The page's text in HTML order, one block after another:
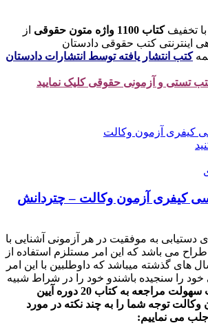
با تخفیفکتاب 1100 واژه متون حقوقی
از
اینترنتی کتب حقوقی دادستان
کتب انتشار یافته توسط انتشارات دادستان
تستی و آزمونی حقوقی کلیک نمایید
دستیابی به موفقیت در هر آزمونی آشنایی با
می باشد که این امر مستلزم استفاده از
های گذشته میباشد که داوطلبین با این امر
را سنجیده باشندو خود را در شراط شبیه
جهت سهولت مراجعه به کتاب 20 دوره آیین
وکالت توجه شما را به چند نکته در مورد
می نماییم: